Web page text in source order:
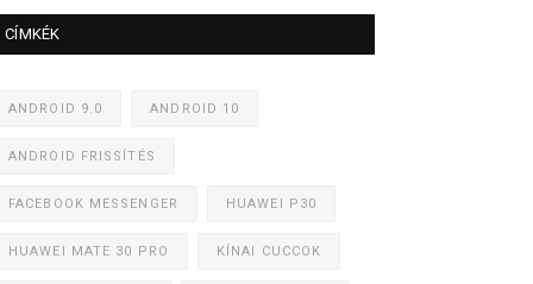
CÍMKÉK
ANDROID 9.0 ANDROID 10
ANDROID FRISSÍTÉS
FACEBOOK MESSENGER HUAWEI P30
HUAWEI MATE 30 PRO KÍNAI CUCCOK